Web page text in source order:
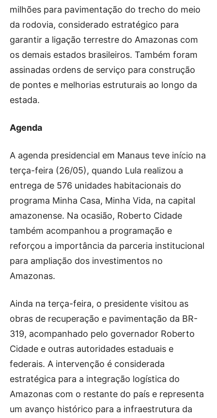
milhões para pavimentação do trecho do meio
da rodovia, considerado estratégico para
garantir a ligação terrestre do Amazonas com
os demais estados brasileiros. Também foram
assinadas ordens de serviço para construção
de pontes e melhorias estruturais ao longo da
estada.
Agenda
A agenda presidencial em Manaus teve início na
terça-feira (26/05), quando Lula realizou a
entrega de 576 unidades habitacionais do
programa Minha Casa, Minha Vida, na capital
amazonense. Na ocasião, Roberto Cidade
também acompanhou a programação e
reforçou a importância da parceria institucional
para ampliação dos investimentos no
Amazonas.
Ainda na terça-feira, o presidente visitou as
obras de recuperação e pavimentação da BR-
319, acompanhado pelo governador Roberto
Cidade e outras autoridades estaduais e
federais. A intervenção é considerada
estratégica para a integração logística do
Amazonas com o restante do país e representa
um avanço histórico para a infraestrutura da